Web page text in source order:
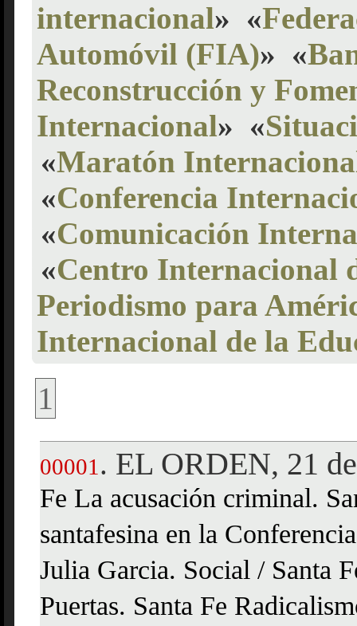
internacional» «
Automóvil (FIA)» «
Reconstrucción y
Internacional» «
«Maratón
«Conferencia
«Comunicación
«Centro Internacional
Periodismo para
Internacional de la
1
00001 . EL ORDEN, 21
Fe La acusación criminal.
santafesina en la
Julia Garcia. Social / Santa
Puertas. Santa Fe